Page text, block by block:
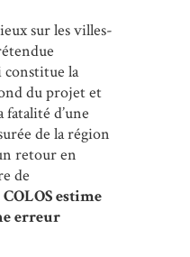
sur les villes-
la
du projet et
d’une
de la région
retour en
de
COLOS estime
erreur